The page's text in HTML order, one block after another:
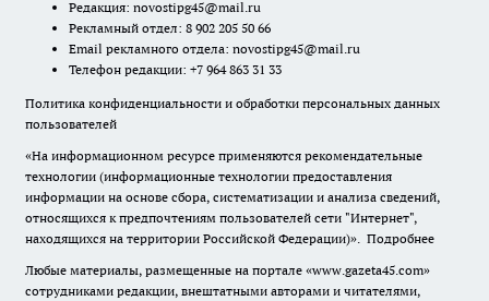
Редакция: novostipg45@mail.ru
Рекламный отдел: 8 902 205 50 66
Email рекламного отдела: novostipg45@mail.ru
Телефон редакции: +7 964 863 31 33
Политика конфиденциальности и обработки персональных данных
пользователей
«На информационном ресурсе применяются рекомендательные
технологии (информационные технологии предоставления
информации на основе сбора, систематизации и анализа сведений,
относящихся к предпочтениям пользователей сети "Интернет",
находящихся на территории Российской Федерации)». Подробнее
Любые материалы, размещенные на портале «www.gazeta45.com»
сотрудниками редакции, внештатными авторами и читателями,